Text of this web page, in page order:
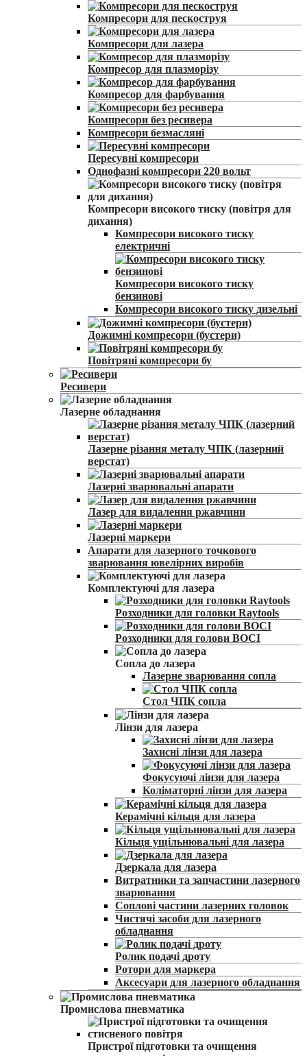
Компресори для пескоструя
Компресори для лазера
Компресор для плазморізу
Компресор для фарбування
Компресори без ресивера
Компресори безмасляні
Пересувні компресори
Однофазні компресори 220 вольт
Компресори високого тиску (повітря для
дихання)
Компресори високого тиску
електричні
Компресори високого тиску
бензинові
Компресори високого тиску дизельні
Дожимні компресори (бустери)
Повітряні компресори бу
Ресивери
Лазерне обладнання
Лазерне різання металу ЧПК (лазерний
верстат)
Лазерні зварювальні апарати
Лазер для видалення ржавчини
Лазерні маркери
Апарати для лазерного точкового
зварювання ювелірних виробів
Комплектуючі для лазера
Розходники для головки Raytools
Розходники для голови BOCI
Сопла до лазера
Лазерне зварювання сопла
Стол ЧПК сопла
Лінзи для лазера
Захисні лінзи для лазера
Фокусуючі лінзи для лазера
Коліматорні лінзи для лазера
Керамічні кільця для лазера
Кільця ущільнювальні для лазера
Дзеркала для лазера
Витратники та запчастини лазерного
зварювання
Соплові частини лазерних головок
Чистячі засоби для лазерного
обладнання
Ролик подачі дроту
Ротори для маркера
Аксесуари для лазерного обладнання
Промислова пневматика
Пристрої підготовки та очищення